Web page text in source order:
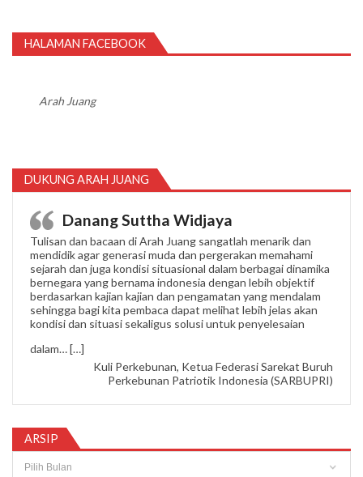
HALAMAN FACEBOOK
Arah Juang
DUKUNG ARAH JUANG
Danang Suttha Widjaya
Tulisan dan bacaan di Arah Juang sangatlah menarik dan
mendidik agar generasi muda dan pergerakan memahami
sejarah dan juga kondisi situasional dalam berbagai dinamika
bernegara yang bernama indonesia dengan lebih objektif
berdasarkan kajian kajian dan pengamatan yang mendalam
sehingga bagi kita pembaca dapat melihat lebih jelas akan
kondisi dan situasi sekaligus solusi untuk penyelesaian
dalam…[…]
Kuli Perkebunan, Ketua Federasi Sarekat Buruh
Perkebunan Patriotik Indonesia (SARBUPRI)
ARSIP